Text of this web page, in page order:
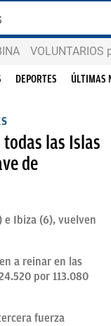
VOLUNTARIOS
DEPORTES ÚLTIMAS
las Islas
de
e Ibiza (6), vuelven
a reinar en las
por 113.080
fuerza